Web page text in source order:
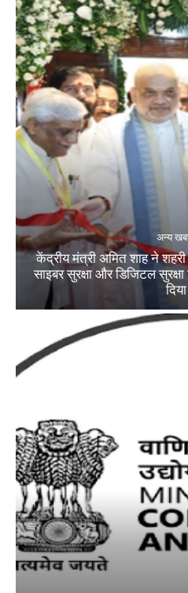
अन्य
केंद्रीय मंत्री अमित शाह ने
साइबर सुरक्षा और डिजिटल
दिया